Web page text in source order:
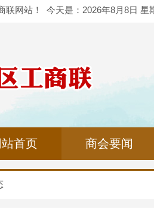
联网站！ 今天是： 2026年8月8日 星
站首页 商会要闻